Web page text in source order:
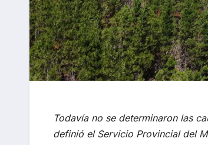
Todavía no se determinaron las
definió el Servicio Provincial del